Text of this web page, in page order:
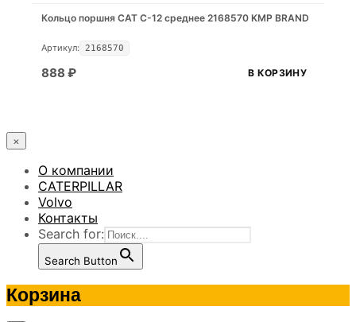
Кольцо поршня CAT C-12 среднее 2168570 KMP BRAND
Артикул: 2168570
888 ₽ В КОРЗИНУ
×
О компании
CATERPILLAR
Volvo
Контакты
Search for:
Search Button
Корзина